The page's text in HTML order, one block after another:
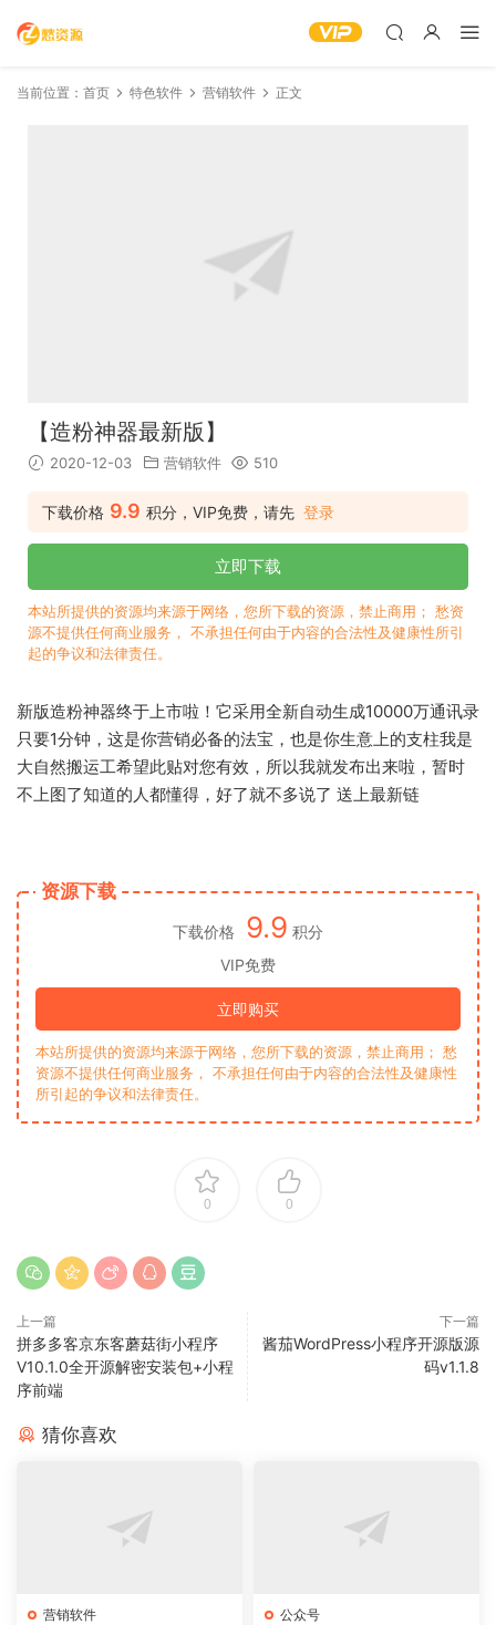
当前位置： 首页 特色软件 营销软件 正文
【造粉神器最新版】
2020-12-03 营销软件 510
下载价格 9.9 积分，VIP免费，请先 登录
立即下载
本站所提供的资源均来源于网络，您所下载的资源，禁止商用； 愁资
源不提供任何商业服务， 不承担任何由于内容的合法性及健康性所引
起的争议和法律责任。
新版造粉神器终于上市啦！它采用全新自动生成10000万通讯录
只要1分钟，这是你营销必备的法宝，也是你生意上的支柱我是
大自然搬运工希望此贴对您有效，所以我就发布出来啦，暂时
不上图了知道的人都懂得，好了就不多说了 送上最新链
资源下载
下载价格 9.9 积分
VIP免费
立即购买
本站所提供的资源均来源于网络，您所下载的资源，禁止商用； 愁
资源不提供任何商业服务， 不承担任何由于内容的合法性及健康性
所引起的争议和法律责任。
0 0
上一篇
拼多多客京东客蘑菇街小程序
V10.1.0全开源解密安装包+小程
序前端
下一篇
酱茄WordPress小程序开源版源
码v1.1.8
猜你喜欢
营销软件 公众号